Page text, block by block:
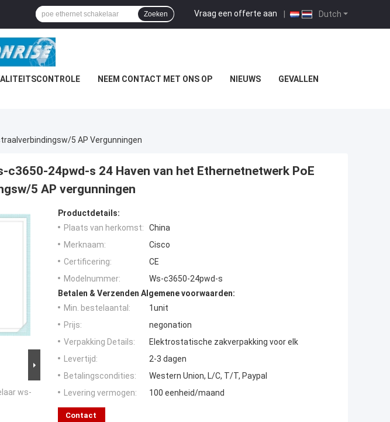
Dutch
Vraag een offerte aan |
Zoeken
NEEM CONTACT MET ONS OP NIEUWS GEVALLEN
5 AP Vergunningen
c3650-24pwd-s 24 Haven van het Ethernetnetwerk PoE
5 AP vergunningen
ws-
Productdetails:
Plaats van herkomst:
China
Merknaam:
Cisco
Certificering:
CE
Modelnummer:
Ws-c3650-24pwd-s
Betalen & Verzenden Algemene voorwaarden:
Min. bestelaantal:
1unit
Prijs:
negonation
Verpakking Details:
Elektrostatische zakverpakking voor elk
Levertijd:
2-3 dagen
Betalingscondities:
Western Union, L/C, T/T, Paypal
Levering vermogen:
100 eenheid/maand
Contact